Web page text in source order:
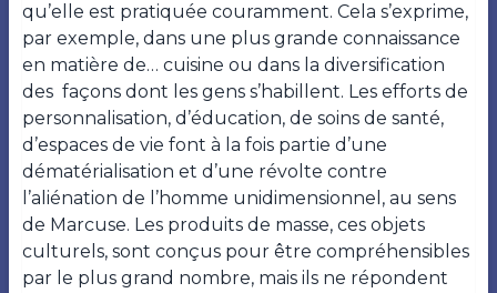
qu’elle est pratiquée couramment. Cela s’exprime,
par exemple, dans une plus grande connaissance
en matière de… cuisine ou dans la diversification
des façons dont les gens s’habillent. Les efforts de
personnalisation, d’éducation, de soins de santé,
d’espaces de vie font à la fois partie d’une
dématérialisation et d’une révolte contre
l’aliénation de l’homme unidimensionnel, au sens
de Marcuse. Les produits de masse, ces objets
culturels, sont conçus pour être compréhensibles
par le plus grand nombre, mais ils ne répondent